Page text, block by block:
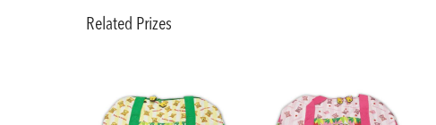
Related Prizes